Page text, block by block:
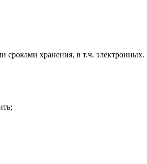
сроками хранения, в т.ч. электронных.